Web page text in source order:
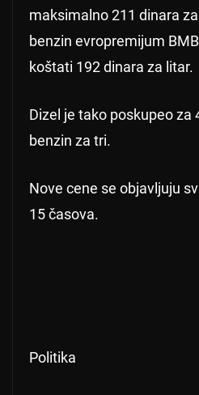
maksimalno 211 dinara
benzin evropremijum
koštati 192 dinara za litar.
Dizel je tako poskupeo za
benzin za tri.
Nove cene se objavljuju
15 časova.
Politika